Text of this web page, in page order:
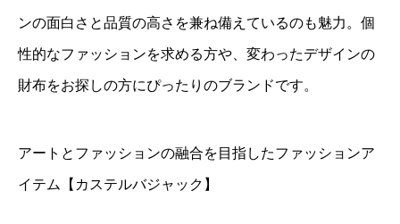
ンの面白さと品質の高さを兼ね備えているのも魅力。個
性的なファッションを求める方や、変わったデザインの
財布をお探しの方にぴったりのブランドです。
アートとファッションの融合を目指したファッションア
イテム【カステルバジャック】